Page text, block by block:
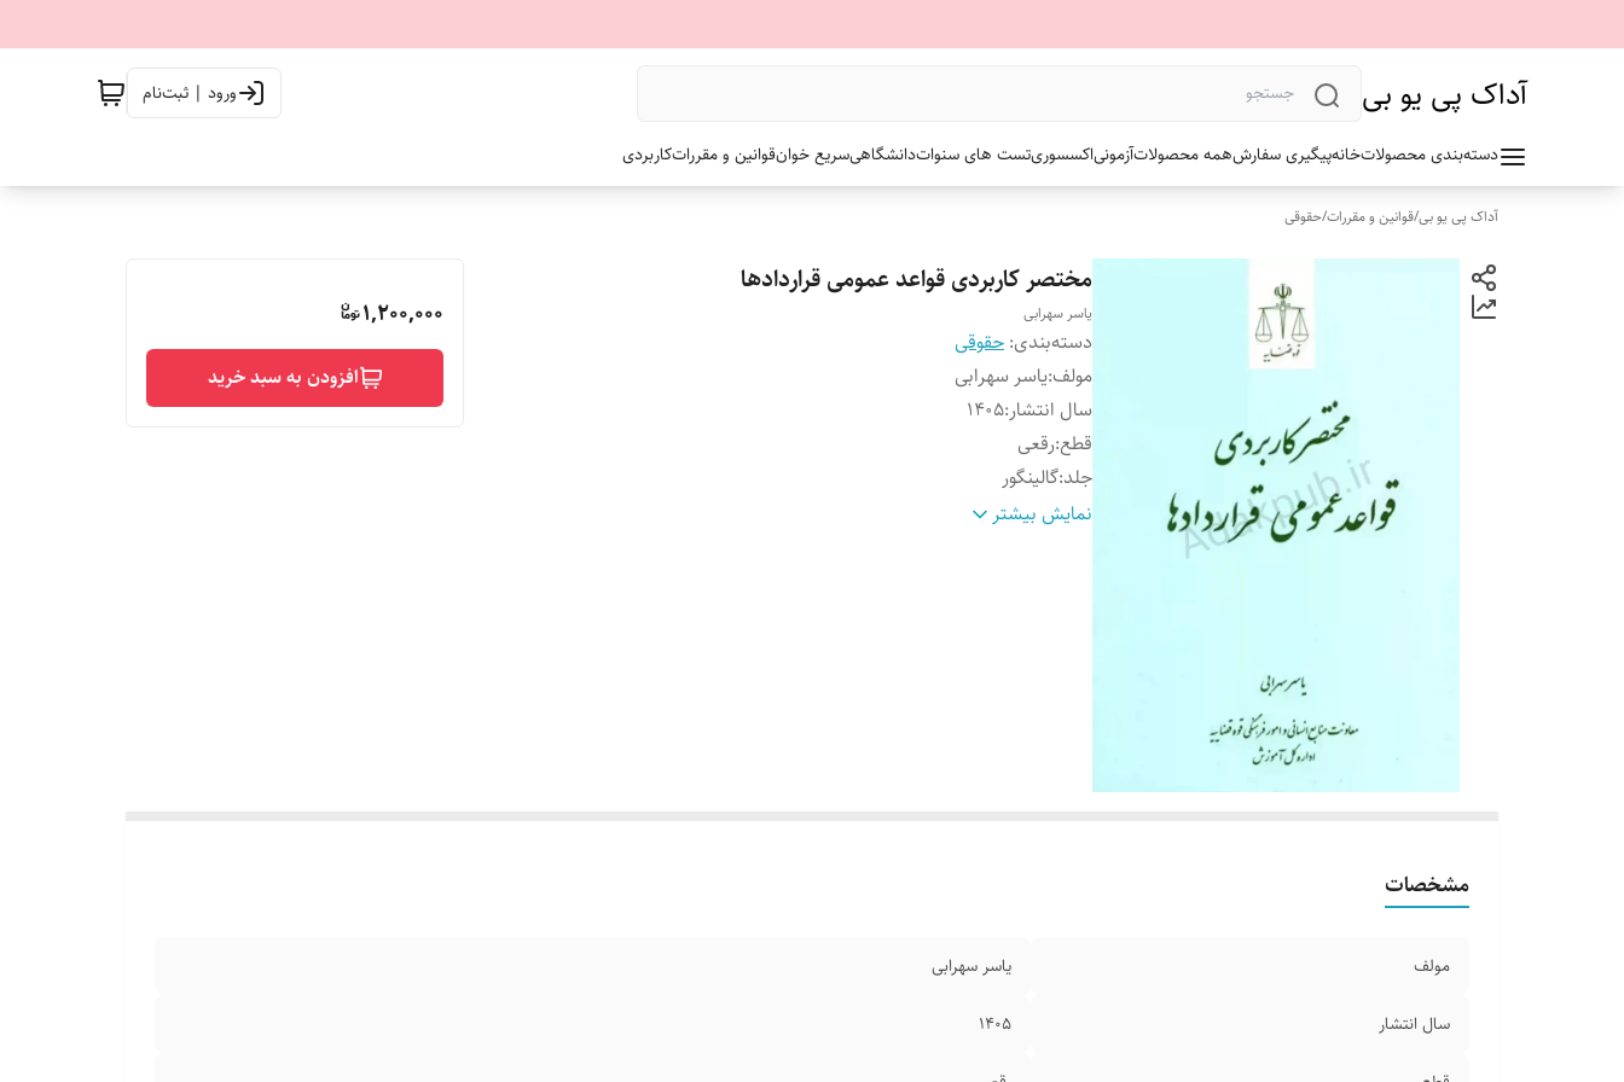
آداک پی یو بی ورود | ثبت‌نام
دسته‌بندی محصولاتخانهپیگیری سفارشهمه محصولاتآزمونیاکسسوریتست های سنواتدانشگاهیسریع خوانقوانین و مقرراتکاربردی
آداک پی یو بی/قوانین و مقررات/حقوقی
مختصر کاربردی قواعد عمومی قراردادها
یاسر سهرابی
دسته‌بندی: حقوقی
مولف:یاسر سهرابی
سال انتشار:۱۴۰۵
قطع:رقعی
جلد:گالینگور
تعداد صفحات :۴۵۶ نمایش بیشتر
1,200,000
افزودن به سبد خرید
مشخصات
مولف یاسر سهرابی
سال انتشار ۱۴۰۵